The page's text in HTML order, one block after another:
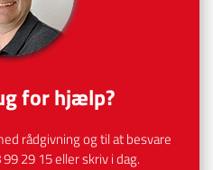
for hjælp?
rådgivning og til at besvare
99 29 15eller skriv i dag.